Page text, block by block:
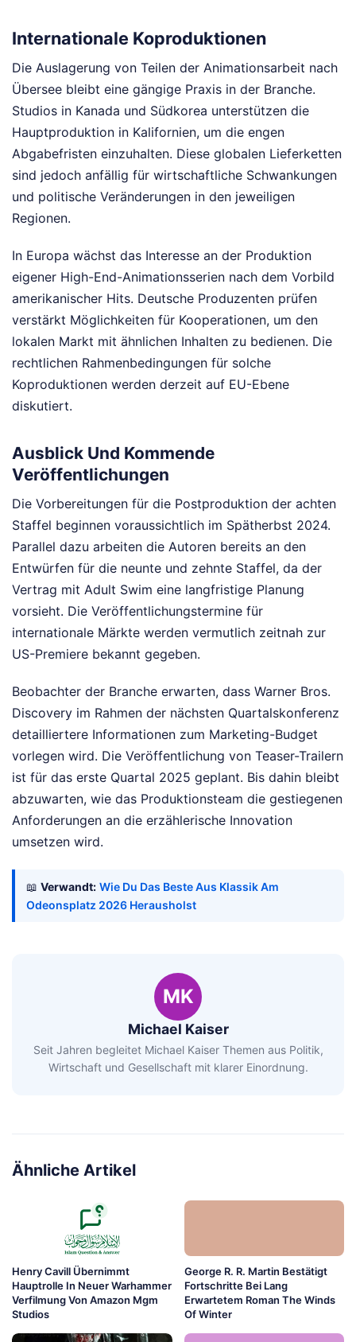
Internationale Koproduktionen
Die Auslagerung von Teilen der Animationsarbeit nach
Übersee bleibt eine gängige Praxis in der Branche.
Studios in Kanada und Südkorea unterstützen die
Hauptproduktion in Kalifornien, um die engen
Abgabefristen einzuhalten. Diese globalen Lieferketten
sind jedoch anfällig für wirtschaftliche Schwankungen
und politische Veränderungen in den jeweiligen
Regionen.
In Europa wächst das Interesse an der Produktion
eigener High-End-Animationsserien nach dem Vorbild
amerikanischer Hits. Deutsche Produzenten prüfen
verstärkt Möglichkeiten für Kooperationen, um den
lokalen Markt mit ähnlichen Inhalten zu bedienen. Die
rechtlichen Rahmenbedingungen für solche
Koproduktionen werden derzeit auf EU-Ebene
diskutiert.
Ausblick Und Kommende
Veröffentlichungen
Die Vorbereitungen für die Postproduktion der achten
Staffel beginnen voraussichtlich im Spätherbst 2024.
Parallel dazu arbeiten die Autoren bereits an den
Entwürfen für die neunte und zehnte Staffel, da der
Vertrag mit Adult Swim eine langfristige Planung
vorsieht. Die Veröffentlichungstermine für
internationale Märkte werden vermutlich zeitnah zur
US-Premiere bekannt gegeben.
Beobachter der Branche erwarten, dass Warner Bros.
Discovery im Rahmen der nächsten Quartalskonferenz
detailliertere Informationen zum Marketing-Budget
vorlegen wird. Die Veröffentlichung von Teaser-Trailern
ist für das erste Quartal 2025 geplant. Bis dahin bleibt
abzuwarten, wie das Produktionsteam die gestiegenen
Anforderungen an die erzählerische Innovation
umsetzen wird.
📖 Verwandt: Wie Du Das Beste Aus Klassik Am
Odeonsplatz 2026 Herausholst
MK
Michael Kaiser
Seit Jahren begleitet Michael Kaiser Themen aus Politik,
Wirtschaft und Gesellschaft mit klarer Einordnung.
Ähnliche Artikel
Henry Cavill Übernimmt
Hauptrolle In Neuer Warhammer
Verfilmung Von Amazon Mgm
Studios
George R. R. Martin Bestätigt
Fortschritte Bei Lang
Erwartetem Roman The Winds
Of Winter